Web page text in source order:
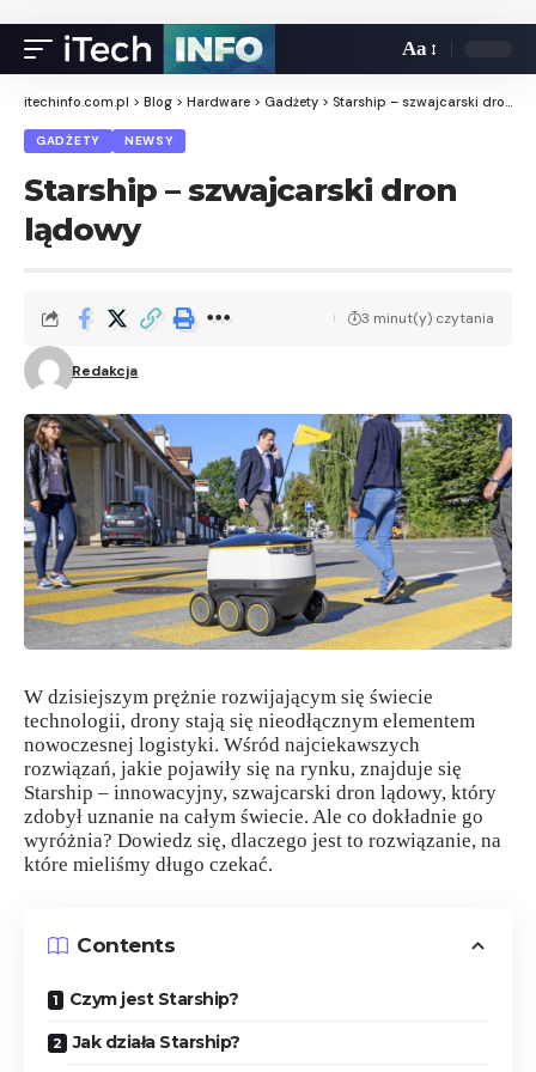
Aa
itechinfo.com.pl > Blog > Hardware > Gadżety > Starship – szwajcarski dron lądowy
GADŻETY NEWSY
Starship – szwajcarski dron
lądowy
Redakcja
3 minut(y) czytania
W dzisiejszym prężnie rozwijającym się świecie
technologii, drony stają się nieodłącznym elementem
nowoczesnej logistyki. Wśród najciekawszych
rozwiązań, jakie pojawiły się na rynku, znajduje się
Starship – innowacyjny, szwajcarski dron lądowy, który
zdobył uznanie na całym świecie. Ale co dokładnie go
wyróżnia? Dowiedz się, dlaczego jest to rozwiązanie, na
które mieliśmy długo czekać.
Contents
Czym jest Starship?
Jak działa Starship?